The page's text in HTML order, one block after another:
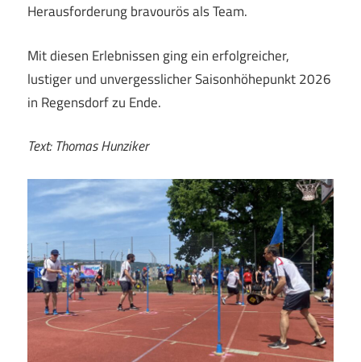
Herausforderung bravourös als Team.
Mit diesen Erlebnissen ging ein erfolgreicher,
lustiger und unvergesslicher Saisonhöhepunkt 2026
in Regensdorf zu Ende.
Text: Thomas Hunziker